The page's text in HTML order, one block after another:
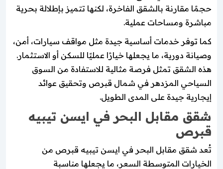
حجمًا مقارنة بالشقق الفاخرة، لكنها تتميز بإطلالة بحرية
مباشرة ومساحات عملية.
كما توفر خدمات أساسية جيدة مثل مواقف سيارات، أمن،
وصيانة دورية، ما يجعلها خيارًا عمليًا للسكن أو الاستثمار.
هذه الشقق تمثل فرصة مثالية للاستفادة من السوق
السياحي المزدهر في شمال قبرص وتحقيق عوائد
إيجارية جيدة على المدى الطويل.
شقق مقابل البحر في ايسن تيبيه
قبرص
تُعد شقق مقابل البحر في ايسن تيبيه قبرص من
الخيارات المتوسطة السعر، ما يجعلها مناسبة